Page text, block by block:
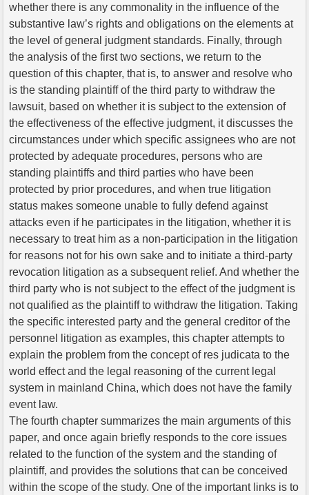
whether there is any commonality in the influence of the
substantive law’s rights and obligations on the elements at
the level of general judgment standards. Finally, through
the analysis of the first two sections, we return to the
question of this chapter, that is, to answer and resolve who
is the standing plaintiff of the third party to withdraw the
lawsuit, based on whether it is subject to the extension of
the effectiveness of the effective judgment, it discusses the
circumstances under which specific assignees who are not
protected by adequate procedures, persons who are
standing plaintiffs and third parties who have been
protected by prior procedures, and when true litigation
status makes someone unable to fully defend against
attacks even if he participates in the litigation, whether it is
necessary to treat him as a non-participation in the litigation
for reasons not for his own sake and to initiate a third-party
revocation litigation as a subsequent relief. And whether the
third party who is not subject to the effect of the judgment is
not qualified as the plaintiff to withdraw the litigation. Taking
the specific interested party and the general creditor of the
personnel litigation as examples, this chapter attempts to
explain the problem from the concept of res judicata to the
world effect and the legal reasoning of the current legal
system in mainland China, which does not have the family
event law.
The fourth chapter summarizes the main arguments of this
paper, and once again briefly responds to the core issues
related to the function of the system and the standing of
plaintiff, and provides the solutions that can be conceived
within the scope of the study. One of the important links is to